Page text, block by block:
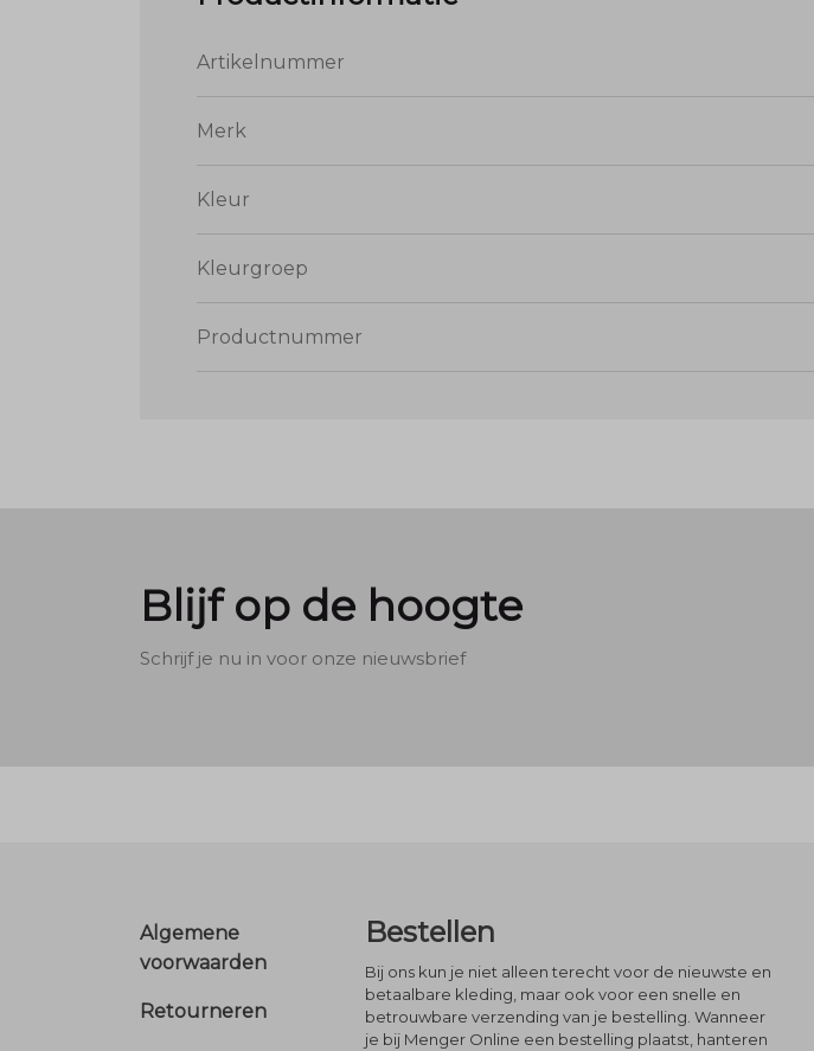
Artikelnummer
Merk
Kleur
Kleurgroep
Productnummer
Blijf op de hoogte
Schrijf je nu in voor onze nieuwsbrief
Footer
Algemene
voorwaarden
Retourneren
Bestellen
Bij ons kun je niet alleen terecht voor de nieuwste en
betaalbare kleding, maar ook voor een snelle en
betrouwbare verzending van je bestelling. Wanneer
je bij Menger Online een bestelling plaatst, hanteren